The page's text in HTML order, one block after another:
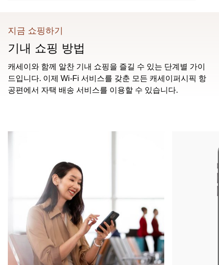
지금 쇼핑하기
기내 쇼핑 방법
캐세이와 함께 알찬 기내 쇼핑을 즐길 수 있는 단계별 가이
드입니다. 이제 Wi-Fi 서비스를 갖춘 모든 캐세이퍼시픽 항
공편에서 자택 배송 서비스를 이용할 수 있습니다.